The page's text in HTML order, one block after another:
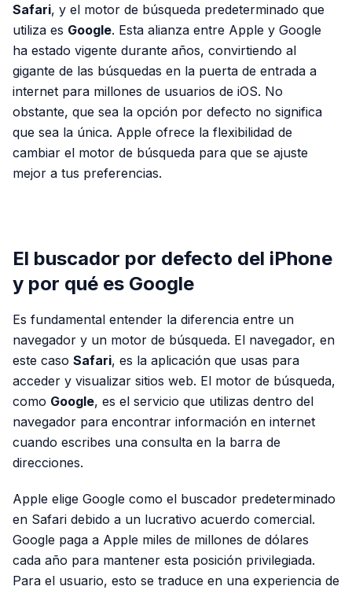
Safari, y el motor de búsqueda predeterminado que
utiliza es Google. Esta alianza entre Apple y Google
ha estado vigente durante años, convirtiendo al
gigante de las búsquedas en la puerta de entrada a
internet para millones de usuarios de iOS. No
obstante, que sea la opción por defecto no significa
que sea la única. Apple ofrece la flexibilidad de
cambiar el motor de búsqueda para que se ajuste
mejor a tus preferencias.
El buscador por defecto del iPhone
y por qué es Google
Es fundamental entender la diferencia entre un
navegador y un motor de búsqueda. El navegador, en
este caso Safari, es la aplicación que usas para
acceder y visualizar sitios web. El motor de búsqueda,
como Google, es el servicio que utilizas dentro del
navegador para encontrar información en internet
cuando escribes una consulta en la barra de
direcciones.
Apple elige Google como el buscador predeterminado
en Safari debido a un lucrativo acuerdo comercial.
Google paga a Apple miles de millones de dólares
cada año para mantener esta posición privilegiada.
Para el usuario, esto se traduce en una experiencia de